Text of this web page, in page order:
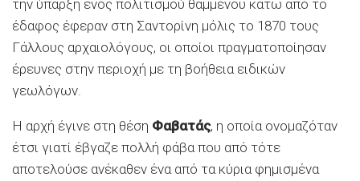
την ύπαρξη ενός πολιτισμού θαμμένου κάτω από το
έδαφος έφεραν στη Σαντορίνη μόλις το 1870 τους
Γάλλους αρχαιολόγους, οι οποίοι πραγματοποίησαν
έρευνες στην περιοχή με τη βοήθεια ειδικών
γεωλόγων.
Η αρχή έγινε στη θέση Φαβατάς, η οποία ονομαζόταν
έτσι γιατί έβγαζε πολλή φάβα που από τότε
αποτελούσε ανέκαθεν ένα από τα κύρια φημισμένα